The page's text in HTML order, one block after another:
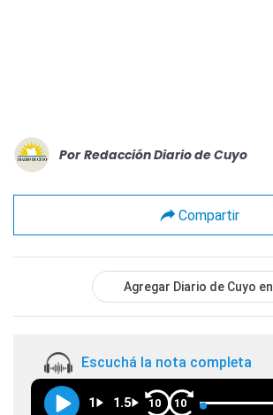
Por Redacción Diario de Cuyo
Compartir
Agregar Diario de Cuyo en
Escuchá la nota completa
1 1.5 10 10